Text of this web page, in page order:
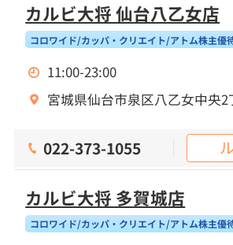
カルビ大将 仙台八乙女店
コロワイド/カッパ・クリエイト/アトム株主優
11:00-23:00
宮城県仙台市泉区八乙女中央2
022-373-1055
カルビ大将 多賀城店
コロワイド/カッパ・クリエイト/アトム株主優